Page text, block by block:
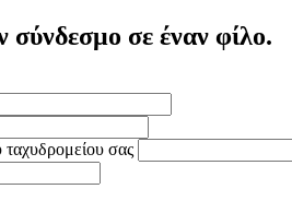
σύνδεσμο σε έναν φίλο.
σας